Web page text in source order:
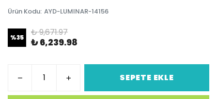
Ürün Kodu: AYD-LUMINAR-14156
%35 ₺ 9,671.97
₺ 6,239.98
SEPETE EKLE